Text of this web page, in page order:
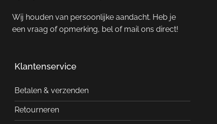
Wij houden van persoonlijke aandacht. Heb je
een vraag of opmerking, bel of mail ons direct!
Klantenservice
Betalen & verzenden
Retourneren